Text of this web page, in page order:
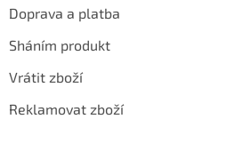
Doprava a platba
Sháním produkt
Vrátit zboží
Reklamovat zboží